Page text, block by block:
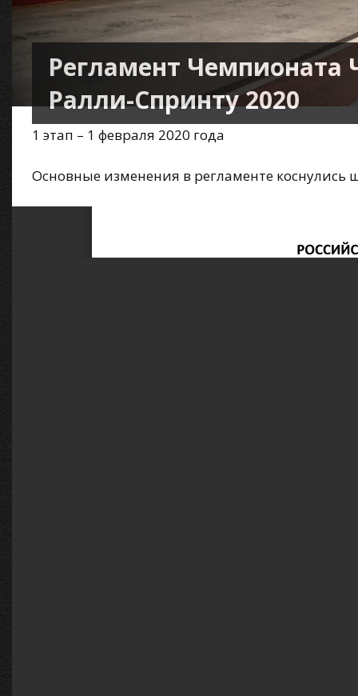
Регламент Чемпионата
Ралли-Спринту 2020
1 этап – 1 февраля 2020 года
Основные изменения в регламенте